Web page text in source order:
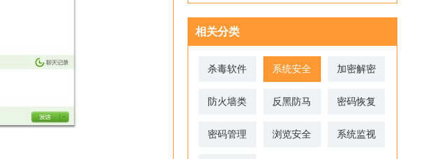
相关分类
杀毒软件 系统安全 加密解密
防火墙类 反黑防马 密码恢复
密码管理 浏览安全 系统监视